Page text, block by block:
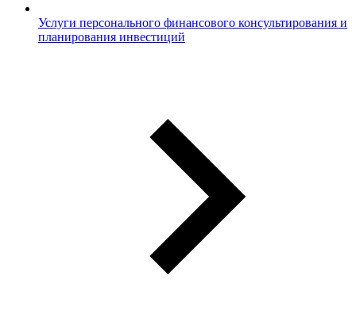
Услуги персонального финансового консультирования и
планирования инвестиций